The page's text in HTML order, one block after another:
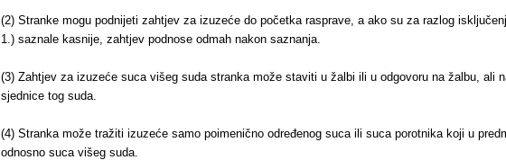
(2) Stranke mogu podnijeti zahtjev za izuzeće do početka rasprave, a ako su za razlog
1.) saznale kasnije, zahtjev podnose odmah nakon saznanja.
(3) Zahtjev za izuzeće suca višeg suda stranka može staviti u žalbi ili u odgovoru na žalbu, ali
sjednice tog suda.
(4) Stranka može tražiti izuzeće samo poimenično određenog suca ili suca porotnika koji u
odnosno suca višeg suda.